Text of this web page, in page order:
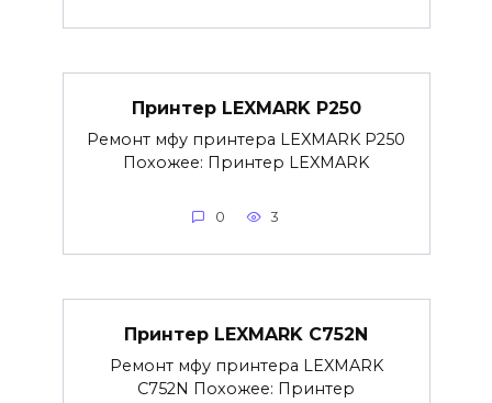
Принтер LEXMARK P250
Ремонт мфу принтера LEXMARK P250
Похожее: Принтер LEXMARK
0 3
Принтер LEXMARK C752N
Ремонт мфу принтера LEXMARK
C752N Похожее: Принтер